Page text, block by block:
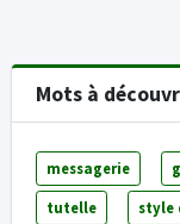
Mots à
messagerie
tutelle style